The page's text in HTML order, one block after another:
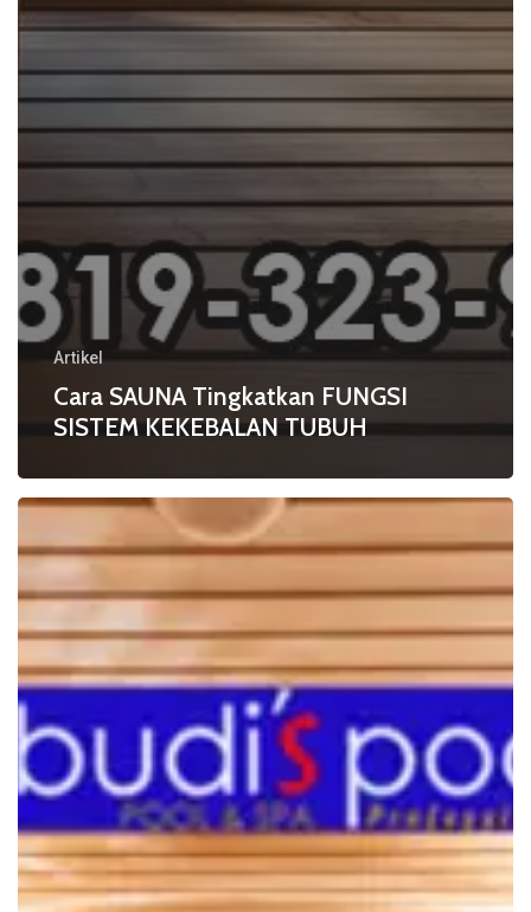
Artikel
Cara SAUNA Tingkatkan FUNGSI
SISTEM KEKEBALAN TUBUH
Kurangi
Risiko
HIPERTENSI
dengan
SAUNA